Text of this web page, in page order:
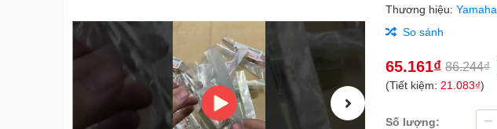
Thương hiệu:Yamaha
So sánh
65.161₫ 86.244₫
(Tiết kiệm: 21.083₫)
Số lượng: